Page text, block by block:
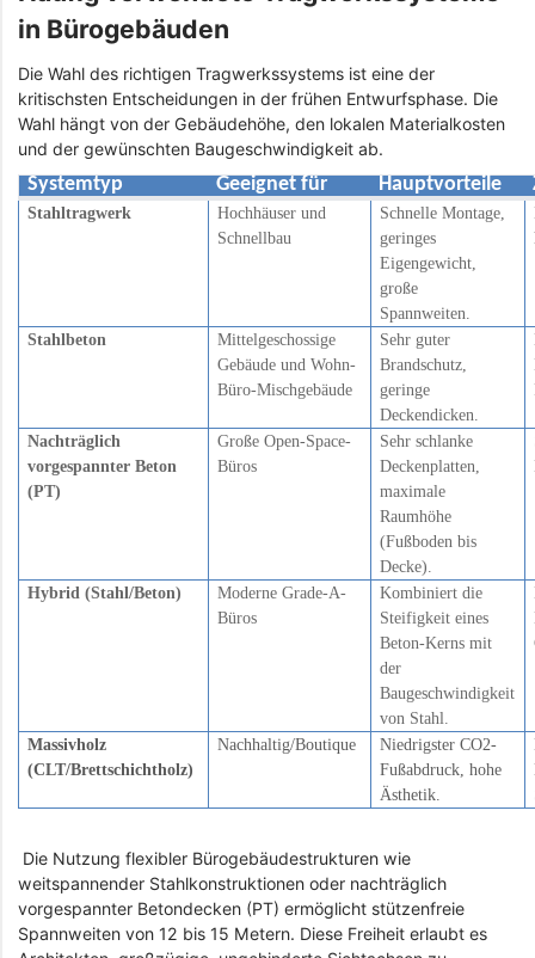
in Bürogebäuden
Die Wahl des richtigen Tragwerkssystems ist eine der
kritischsten Entscheidungen in der frühen Entwurfsphase. Die
Wahl hängt von der Gebäudehöhe, den lokalen Materialkosten
und der gewünschten Baugeschwindigkeit ab.
Systemtyp Geeignet für Hauptvorteile
Stahltragwerk
Hochhäuser und
Schnellbau
Schnelle Montage,
geringes
Eigengewicht,
große
Spannweiten.
Stahlbeton
Mittelgeschossige
Gebäude und Wohn-
Büro-Mischgebäude
Sehr guter
Brandschutz,
geringe
Deckendicken.
Nachträglich
vorgespannter Beton
(PT)
Große Open-Space-
Büros
Sehr schlanke
Deckenplatten,
maximale
Raumhöhe
(Fußboden bis
Decke).
Hybrid (Stahl/Beton)
Moderne Grade-A-
Büros
Kombiniert die
Steifigkeit eines
Beton-Kerns mit
der
Baugeschwindigkeit
von Stahl.
Massivholz
(CLT/Brettschichtholz)
Nachhaltig/Boutique
Niedrigster CO2-
Fußabdruck, hohe
Ästhetik.
Die Nutzung flexibler Bürogebäudestrukturen wie
weitspannender Stahlkonstruktionen oder nachträglich
vorgespannter Betondecken (PT) ermöglicht stützenfreie
Spannweiten von 12 bis 15 Metern. Diese Freiheit erlaubt es